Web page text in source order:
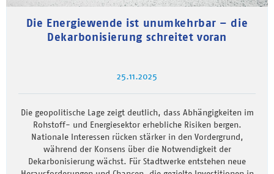
Die Energiewende ist unumkehrbar – die
Dekarbonisierung schreitet voran
25.11.2025
Die geopolitische Lage zeigt deutlich, dass Abhängigkeiten im
Rohstoff- und Energiesektor erhebliche Risiken bergen.
Nationale Interessen rücken stärker in den Vordergrund,
während der Konsens über die Notwendigkeit der
Dekarbonisierung wächst. Für Stadtwerke entstehen neue